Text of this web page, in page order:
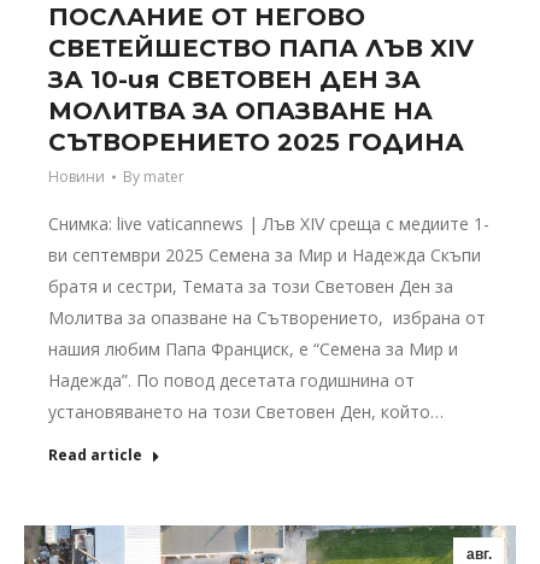
ПОСЛАНИЕ ОТ НЕГОВО
СВЕТЕЙШЕСТВО ПАПА ЛЪВ XIV
ЗА 10-ия СВЕТОВЕН ДЕН ЗА
МОЛИТВА ЗА ОПАЗВАНЕ НА
СЪТВОРЕНИЕТО 2025 ГОДИНА
Новини By mater
Снимка: live vaticannews | Лъв XIV среща с медиите 1-
ви септември 2025 Семена за Мир и Надежда Скъпи
братя и сестри, Темата за този Световен Ден за
Молитва за опазване на Сътворението, избрана от
нашия любим Папа Франциск, е “Семена за Мир и
Надежда”. По повод десетата годишнина от
установяването на този Световен Ден, който…
Read article
авг.